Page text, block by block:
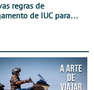
regras de
de IUC para